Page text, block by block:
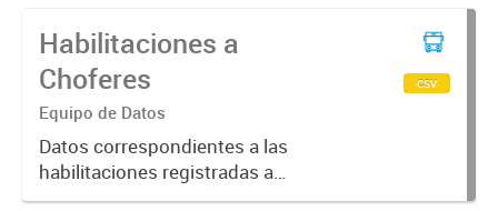
Habilitaciones a
Choferes
Equipo de Datos
Datos correspondientes a las
habilitaciones registradas a
choferes en la oficina de transporte
csv